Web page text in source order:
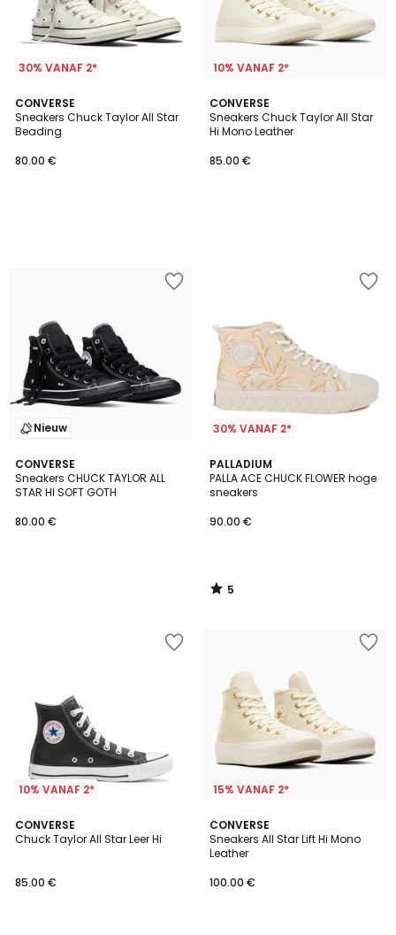
30% VANAF 2*
CONVERSE
Sneakers Chuck Taylor All Star
Beading
80.00 €
10% VANAF 2*
CONVERSE
Sneakers Chuck Taylor All Star
Hi Mono Leather
85.00 €
Nieuw
CONVERSE
Sneakers CHUCK TAYLOR ALL
STAR HI SOFT GOTH
80.00 €
30% VANAF 2*
PALLADIUM
PALLA ACE CHUCK FLOWER hoge
sneakers
90.00 €
5
/
5
5
/
10% VANAF 2*
CONVERSE
Chuck Taylor All Star Leer Hi
85.00 €
15% VANAF 2*
CONVERSE
Sneakers All Star Lift Hi Mono
Leather
100.00 €
5
/
5